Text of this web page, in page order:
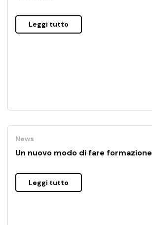
Leggi tutto
News
Un nuovo modo di fare formazione
Leggi tutto